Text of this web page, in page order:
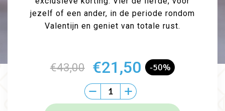
jezelf of een ander, in de periode rondom
Valentijn en geniet van totale rust.
€43,00 €21,50 -50%